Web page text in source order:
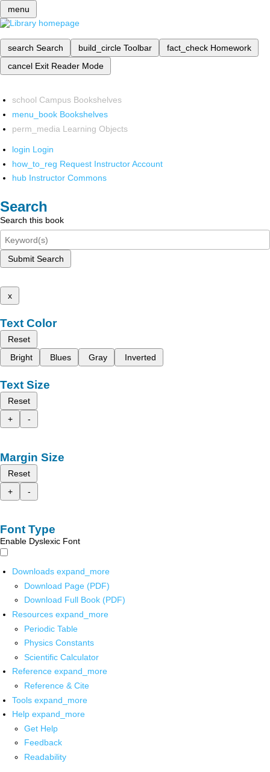
menu
search Search build_circle Toolbar fact_check Homework
cancel Exit Reader Mode
school Campus Bookshelves
menu_book Bookshelves
perm_media Learning Objects
login Login
how_to_reg Request Instructor Account
hub Instructor Commons
Search
Search this book
Submit Search
x
Text Color
Reset
Bright
Blues Gray Inverted
Text Size
Reset
+
-
Margin Size
Reset
+
-
Font Type
Enable Dyslexic Font
Downloads expand_more
Download Page (PDF)
Download Full Book (PDF)
Resources expand_more
Periodic Table
Physics Constants
Scientific Calculator
Reference expand_more
Reference & Cite
Tools expand_more
Help expand_more
Get Help
Feedback
Readability